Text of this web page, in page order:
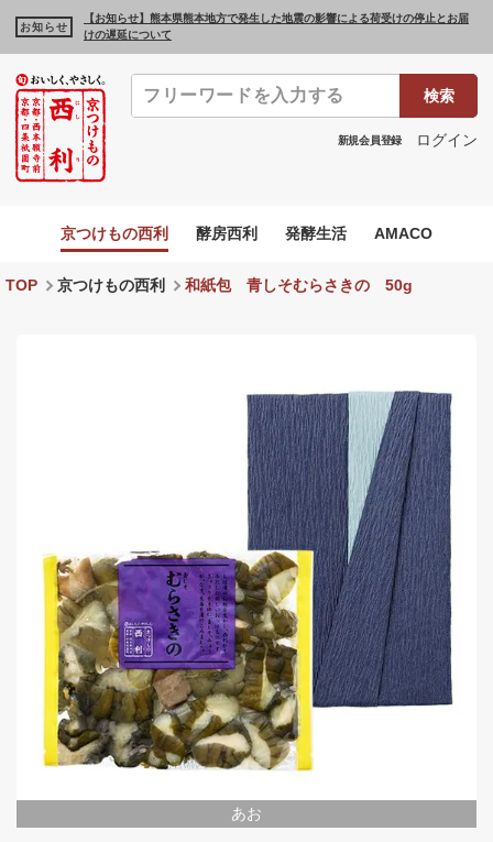
お知らせ
【お知らせ】熊本県熊本地方で発生した地震の影響による荷受けの停止とお届
けの遅延について
検索
新規会員登録 ログイン
京つけもの西利 酵房西利 発酵生活 AMACO
TOP 京つけもの西利 和紙包 青しそむらさきの 50g
あお